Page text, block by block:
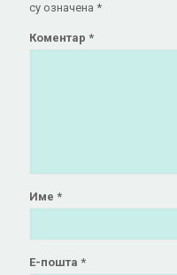
су означена *
Коментар *
Име *
Е-пошта *